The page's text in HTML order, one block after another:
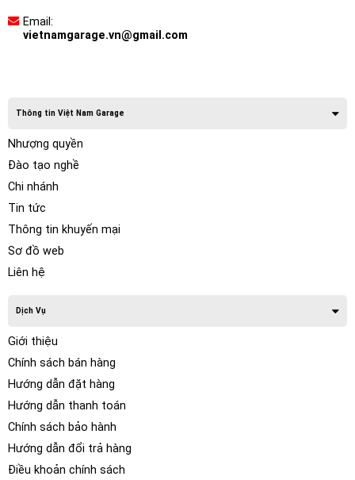
Email:
vietnamgarage.vn@gmail.com
Thông tin Việt Nam Garage
Nhượng quyền
Đào tạo nghề
Chi nhánh
Tin tức
Thông tin khuyến mại
Sơ đồ web
Liên hệ
Dịch Vụ
Giới thiệu
Chính sách bán hàng
Hướng dẫn đặt hàng
Hướng dẫn thanh toán
Chính sách bảo hành
Hướng dẫn đổi trả hàng
Điều khoản chính sách